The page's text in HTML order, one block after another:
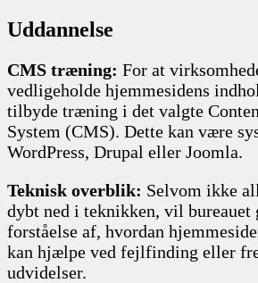
Uddannelse
CMS træning: For at
vedligeholde hjemmesidens
tilbyde træning i det valgte
System (CMS). Dette kan være
WordPress, Drupal eller Joomla.
Teknisk overblik: Selvom ikke
dybt ned i teknikken, vil bureauet
forståelse af, hvordan
kan hjælpe ved fejlfinding eller
udvidelser.